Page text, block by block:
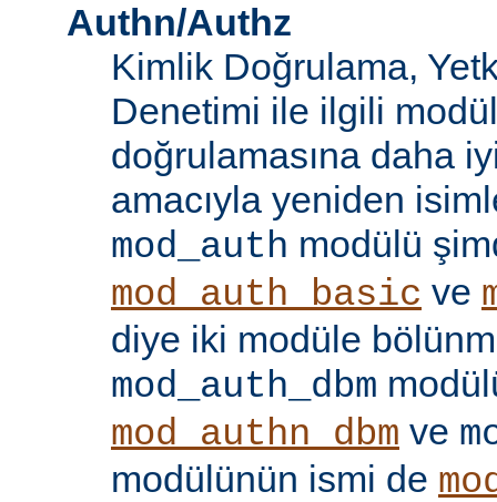
Authn/Authz
Kimlik Doğrulama,
Denetimi ile ilgili
doğrulamasına daha
amacıyla yeniden
mod_auth modülü
mod_auth_basic ve
diye iki modüle
mod_auth_dbm
mod_authn_dbm ve
modülünün ismi de